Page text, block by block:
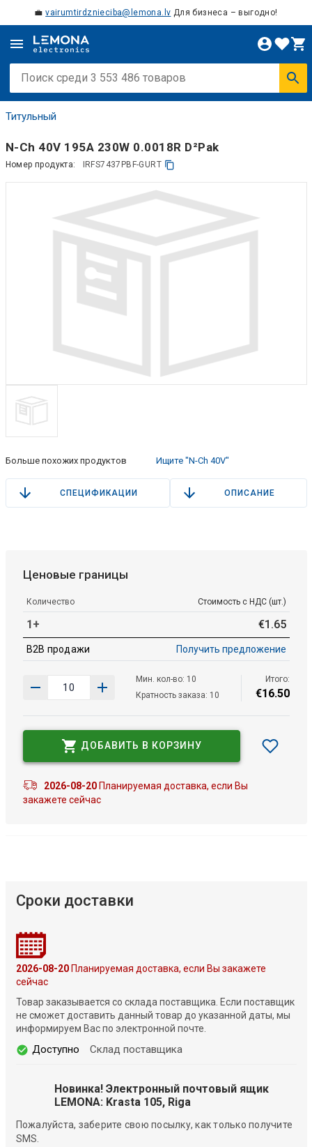
💼vairumtirdznieciba@lemona.lv Для бизнеса – выгодно!
Титульный
N-Ch 40V 195A 230W 0.0018R D²Pak
Номер продукта: IRFS7437PBF-GURT
Больше похожих продуктов Ищите "N-Ch 40V"
СПЕЦИФИКАЦИИ ОПИСАНИЕ
Ценовые границы
Количество Стоимость с НДС (шт.)
1+ €1 .65
B2B продажи Получить предложение
Мин. кол-во: 10
Кратность заказа: 10
Итого:
€16.50
ДОБАВИТЬ В КОРЗИНУ
2026-08-20Планируемая доставка, если Вы
закажете сейчас
Сроки доставки
2026-08-20Планируемая доставка, если Вы закажете
сейчас
Товар заказывается со склада поставщика. Если поставщик
не сможет доставить данный товар до указанной даты, мы
информируем Вас по электронной почте.
Доступно Склад поставщика
Новинка! Электронный почтовый ящик
LEMONA: Krasta 105, Riga
Пожалуйста, заберите свою посылку, как только получите
SMS.